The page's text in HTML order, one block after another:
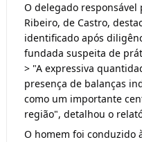
O delegado responsável
Ribeiro, de Castro,
identificado após
fundada suspeita de
> "A expressiva
presença de balanças
como um importante
região", detalhou o
O homem foi conduzido